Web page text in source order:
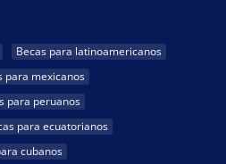
Becas para latinoamericanos
para mexicanos
para peruanos
para ecuatorianos
cubanos